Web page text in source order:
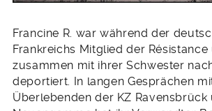
Francine R. war während der
Frankreichs Mitglied der
zusammen mit ihrer Schwester
deportiert. In langen Gesprächen
Überlebenden der KZ Ravensbrück